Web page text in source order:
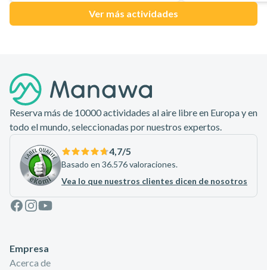
Ver más actividades
Reserva más de 10000 actividades al aire libre en Europa y en
todo el mundo, seleccionadas por nuestros expertos.
4,7/5
Basado en 36.576 valoraciones.
Vea lo que nuestros clientes dicen de nosotros
Facebook
Instagram
Youtube
Empresa
Acerca de